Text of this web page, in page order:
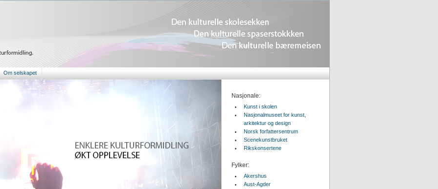
Om selskapet
Nasjonale:
Kunst i skolen
Nasjonalmuseet for kunst,
arkitektur og design
Norsk forfattersentrum
Scenekunstbruket
Rikskonsertene
Fylker:
Akershus
Aust-Agder